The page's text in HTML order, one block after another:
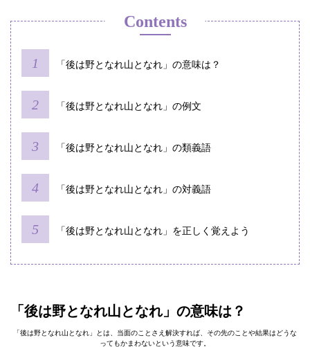
Contents
「後は野となれ山となれ」の意味は？
「後は野となれ山となれ」の例文
「後は野となれ山となれ」の類義語
「後は野となれ山となれ」の対義語
「後は野となれ山となれ」を正しく覚えよう
「後は野となれ山となれ」の意味は？
「後は野となれ山となれ」とは、当面のことさえ解決すれば、その先のことや結果はどうな
ってもかまわないという意味です。